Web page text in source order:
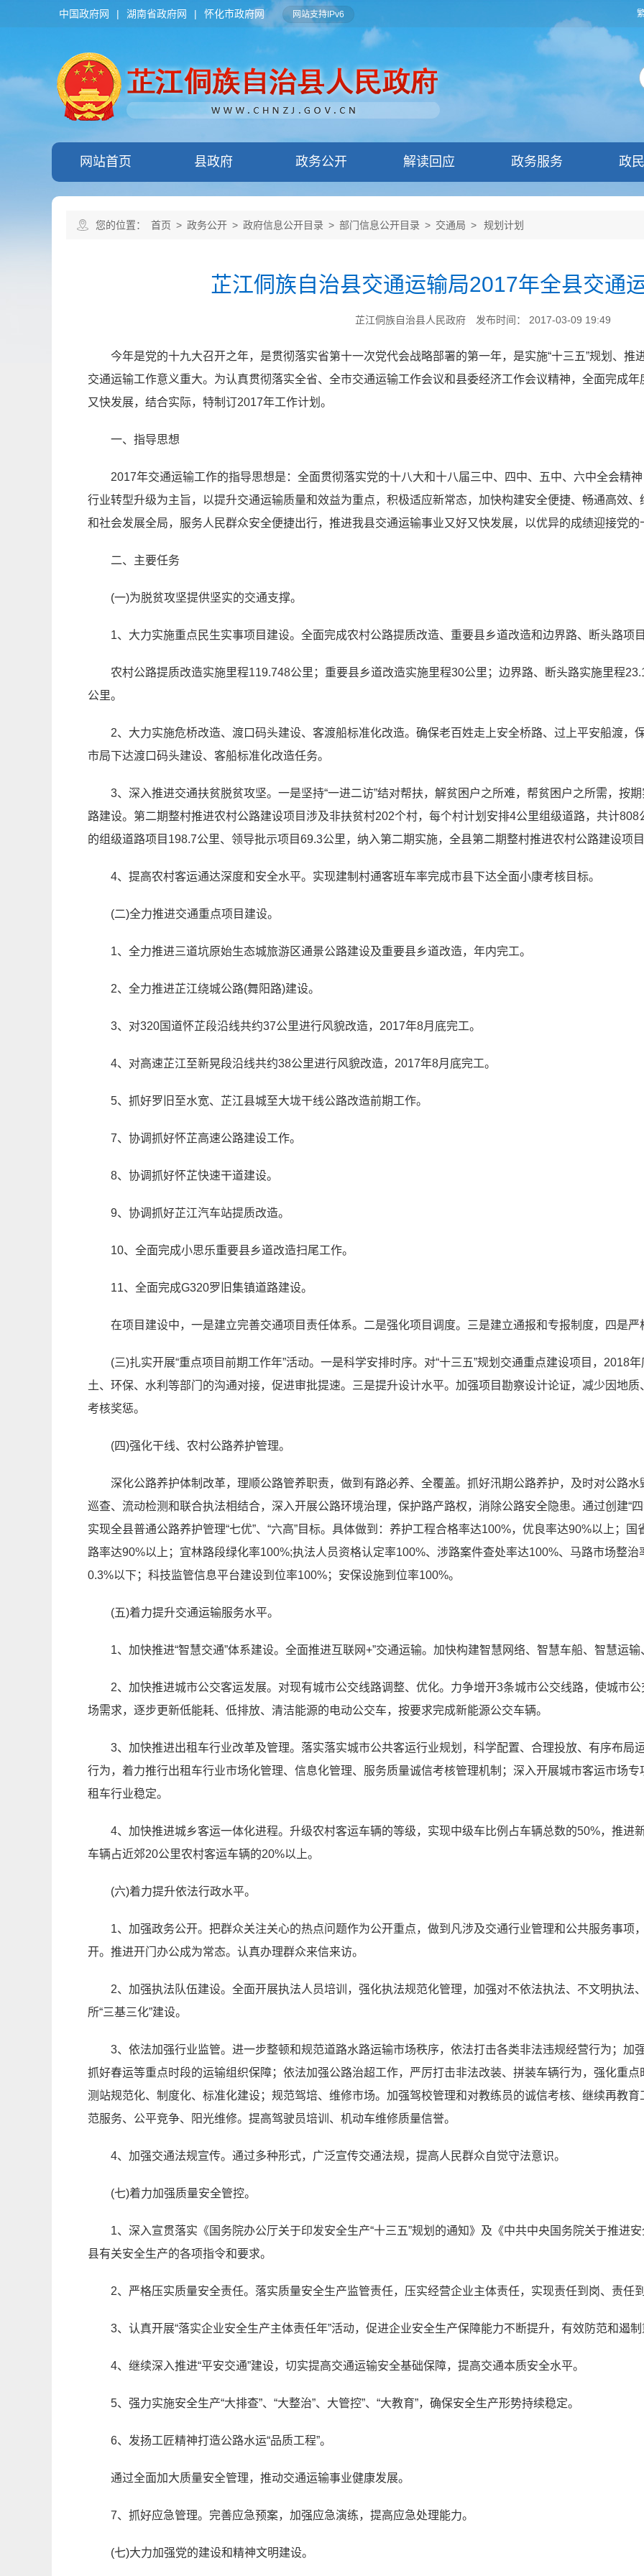
中国政府网 | 湖南省政府网 | 怀化市政府网 网站支持IPv6
网站首页 县政府 政务公开 解读回应 政务服务 政
您的位置： 首页 > 政务公开 > 政府信息公开目录 > 部门信息公开目录 > 交通局 > 规划计划
芷江侗族自治县交通运输局2017年全县交通
芷江侗族自治县人民政府 发布时间： 2017-03-09 19:49
今年是党的十九大召开之年，是贯彻落实省第十一次党代会战略部署的第一年，是实施“十三五”规划、
交通运输工作意义重大。为认真贯彻落实全省、全市交通运输工作会议和县委经济工作会议精神，全面完成
又快发展，结合实际，特制订2017年工作计划。
一、指导思想
2017年交通运输工作的指导思想是：全面贯彻落实党的十八大和十八届三中、四中、五中、六中全会精
行业转型升级为主旨，以提升交通运输质量和效益为重点，积极适应新常态，加快构建安全便捷、畅通高效
和社会发展全局，服务人民群众安全便捷出行，推进我县交通运输事业又好又快发展，以优异的成绩迎接党的
二、主要任务
(一)为脱贫攻坚提供坚实的交通支撑。
1、大力实施重点民生实事项目建设。全面完成农村公路提质改造、重要县乡道改造和边界路、断头路项
农村公路提质改造实施里程119.748公里；重要县乡道改造实施里程30公里；边界路、断头路实施里程
公里。
2、大力实施危桥改造、渡口码头建设、客渡船标准化改造。确保老百姓走上安全桥路、过上平安船渡，
市局下达渡口码头建设、客船标准化改造任务。
3、深入推进交通扶贫脱贫攻坚。一是坚持“一进二访”结对帮扶，解贫困户之所难，帮贫困户之所需，按
路建设。第二期整村推进农村公路建设项目涉及非扶贫村202个村，每个村计划安排4公里组级道路，共计
的组级道路项目198.7公里、领导批示项目69.3公里，纳入第二期实施，全县第二期整村推进农村公路建设项
4、提高农村客运通达深度和安全水平。实现建制村通客班车率完成市县下达全面小康考核目标。
(二)全力推进交通重点项目建设。
1、全力推进三道坑原始生态城旅游区通景公路建设及重要县乡道改造，年内完工。
2、全力推进芷江绕城公路(舞阳路)建设。
3、对320国道怀芷段沿线共约37公里进行风貌改造，2017年8月底完工。
4、对高速芷江至新晃段沿线共约38公里进行风貌改造，2017年8月底完工。
5、抓好罗旧至水宽、芷江县城至大垅干线公路改造前期工作。
7、协调抓好怀芷高速公路建设工作。
8、协调抓好怀芷快速干道建设。
9、协调抓好芷江汽车站提质改造。
10、全面完成小思乐重要县乡道改造扫尾工作。
11、全面完成G320罗旧集镇道路建设。
在项目建设中，一是建立完善交通项目责任体系。二是强化项目调度。三是建立通报和专报制度，四是严
(三)扎实开展“重点项目前期工作年”活动。一是科学安排时序。对“十三五”规划交通重点建设项目，2018
土、环保、水利等部门的沟通对接，促进审批提速。三是提升设计水平。加强项目勘察设计论证，减少因地
考核奖惩。
(四)强化干线、农村公路养护管理。
深化公路养护体制改革，理顺公路管养职责，做到有路必养、全覆盖。抓好汛期公路养护，及时对公路
巡查、流动检测和联合执法相结合，深入开展公路环境治理，保护路产路权，消除公路安全隐患。通过创建“
实现全县普通公路养护管理“七优”、“六高”目标。具体做到：养护工程合格率达100%，优良率达90%以上；
路率达90%以上；宜林路段绿化率100%;执法人员资格认定率100%、涉路案件查处率达100%、马路市场整
0.3%以下；科技监管信息平台建设到位率100%；安保设施到位率100%。
(五)着力提升交通运输服务水平。
1、加快推进“智慧交通”体系建设。全面推进互联网+”交通运输。加快构建智慧网络、智慧车船、智慧运
2、加快推进城市公交客运发展。对现有城市公交线路调整、优化。力争增开3条城市公交线路，使城市
场需求，逐步更新低能耗、低排放、清洁能源的电动公交车，按要求完成新能源公交车辆。
3、加快推进出租车行业改革及管理。落实落实城市公共客运行业规划，科学配置、合理投放、有序布局
行为，着力推行出租车行业市场化管理、信息化管理、服务质量诚信考核管理机制；深入开展城市客运市场
租车行业稳定。
4、加快推进城乡客运一体化进程。升级农村客运车辆的等级，实现中级车比例占车辆总数的50%，推进
车辆占近郊20公里农村客运车辆的20%以上。
(六)着力提升依法行政水平。
1、加强政务公开。把群众关注关心的热点问题作为公开重点，做到凡涉及交通行业管理和公共服务事项
开。推进开门办公成为常态。认真办理群众来信来访。
2、加强执法队伍建设。全面开展执法人员培训，强化执法规范化管理，加强对不依法执法、不文明执法
所“三基三化”建设。
3、依法加强行业监管。进一步整顿和规范道路水路运输市场秩序，依法打击各类非法违规经营行为；加
抓好春运等重点时段的运输组织保障；依法加强公路治超工作，严厉打击非法改装、拼装车辆行为，强化重
测站规范化、制度化、标准化建设；规范驾培、维修市场。加强驾校管理和对教练员的诚信考核、继续再教
范服务、公平竞争、阳光维修。提高驾驶员培训、机动车维修质量信誉。
4、加强交通法规宣传。通过多种形式，广泛宣传交通法规，提高人民群众自觉守法意识。
(七)着力加强质量安全管控。
1、深入宣贯落实《国务院办公厅关于印发安全生产“十三五”规划的通知》及《中共中央国务院关于推进
县有关安全生产的各项指令和要求。
2、严格压实质量安全责任。落实质量安全生产监管责任，压实经营企业主体责任，实现责任到岗、责任
3、认真开展“落实企业安全生产主体责任年”活动，促进企业安全生产保障能力不断提升，有效防范和遏
4、继续深入推进“平安交通”建设，切实提高交通运输安全基础保障，提高交通本质安全水平。
5、强力实施安全生产“大排查”、“大整治”、大管控”、“大教育”，确保安全生产形势持续稳定。
6、发扬工匠精神打造公路水运“品质工程”。
通过全面加大质量安全管理，推动交通运输事业健康发展。
7、抓好应急管理。完善应急预案，加强应急演练，提高应急处理能力。
(七)大力加强党的建设和精神文明建设。